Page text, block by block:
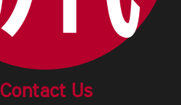
Contact Us